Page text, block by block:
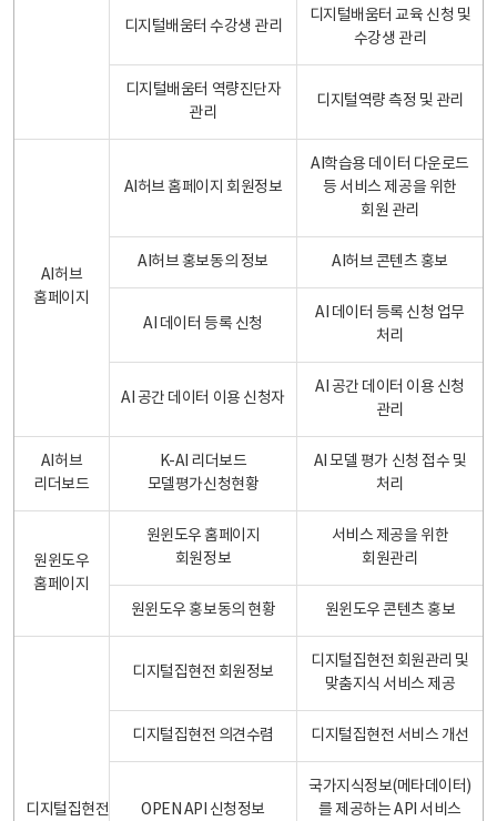
디지털배움터 수강생 관리
디지털배움터 교육 신청 및
수강생 관리
디지털배움터 역량진단자
관리
디지털역량 측정 및 관리
AI허브
홈페이지
AI허브 홈페이지 회원정보
AI학습용 데이터 다운로드
등 서비스 제공을 위한
회원 관리
AI허브 홍보동의 정보 AI허브 콘텐츠 홍보
AI 데이터 등록 신청
AI 데이터 등록 신청 업무
처리
AI 공간 데이터 이용 신청자
AI 공간 데이터 이용 신청
관리
AI허브
리더보드
K-AI 리더보드
모델평가신청현황
AI 모델 평가 신청 접수 및
처리
원윈도우
홈페이지
원윈도우 홈페이지
회원정보
서비스 제공을 위한
회원관리
원윈도우 홍보동의 현황 원윈도우 콘텐츠 홍보
디지털집현전
디지털집현전 회원정보
디지털집현전 회원관리 및
맞춤지식 서비스 제공
디지털집현전 의견수렴 디지털집현전 서비스 개선
OPEN API 신청정보
국가지식정보(메타데이터)
를 제공하는 API 서비스